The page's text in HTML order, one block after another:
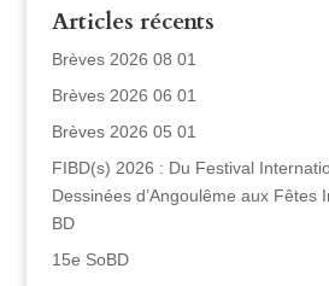
Articles récents
Brèves 2026 08 01
Brèves 2026 06 01
Brèves 2026 05 01
FIBD(s) 2026 : Du Festival
Dessinées d’Angoulême aux Fêtes
BD
15e SoBD